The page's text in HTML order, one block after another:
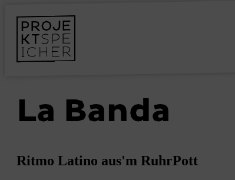
La Banda
Ritmo Latino aus'm RuhrPott